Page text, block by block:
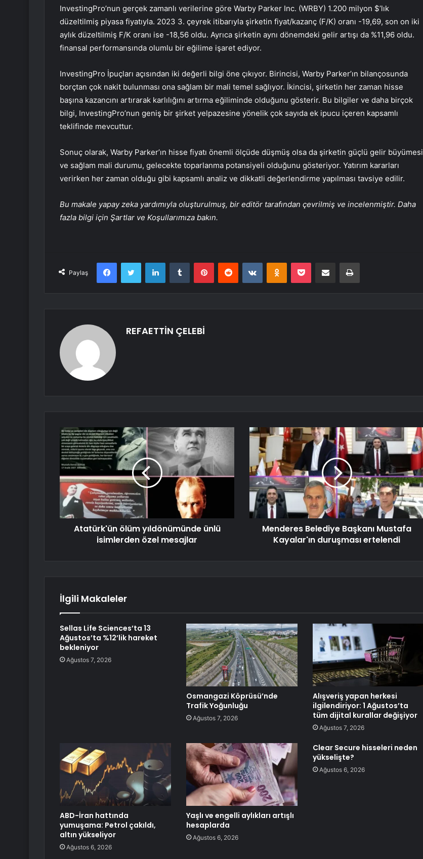
InvestingPro’nun gerçek zamanlı verilerine göre Warby Parker Inc. (WRBY) 1.200 milyon $’lık
düzeltilmiş piyasa fiyatıyla. 2023 3. çeyrek itibarıyla şirketin fiyat/kazanç (F/K) oranı -19,69, son on iki
aylık düzeltilmiş F/K oranı ise -18,56 oldu. Ayrıca şirketin aynı dönemdeki gelir artışı da %11,96 oldu.
finansal performansında olumlu bir eğilime işaret ediyor.
InvestingPro İpuçları açısından iki değerli bilgi öne çıkıyor. Birincisi, Warby Parker’ın bilançosunda
borçtan çok nakit bulunması ona sağlam bir mali temel sağlıyor. İkincisi, şirketin her zaman hisse
başına kazancını artırarak karlılığını artırma eğiliminde olduğunu gösterir. Bu bilgiler ve daha birçok
bilgi, InvestingPro’nun geniş bir şirket yelpazesine yönelik çok sayıda ek ipucu içeren kapsamlı
teklifinde mevcuttur.
Sonuç olarak, Warby Parker’ın hisse fiyatı önemli ölçüde düşmüş olsa da şirketin güçlü gelir büyümesi
ve sağlam mali durumu, gelecekte toparlanma potansiyeli olduğunu gösteriyor. Yatırım kararları
verirken her zaman olduğu gibi kapsamlı analiz ve dikkatli değerlendirme yapılması tavsiye edilir.
Bu makale yapay zeka yardımıyla oluşturulmuş, bir editör tarafından çevrilmiş ve incelenmiştir. Daha
fazla bilgi için Şartlar ve Koşullarımıza bakın.
Paylaş
FacebookTwitter LinkedInTumblr PinterestReddit VKontakteOdnoklassniki
Pocket E-Posta ile paylaş Yazdır
REFAETTİN ÇELEBİ
Atatürk'ün ölüm yıldönümünde ünlü
isimlerden özel mesajlar
Menderes Belediye Başkanı Mustafa
Kayalar'ın duruşması ertelendi
İlgili Makaleler
Sellas Life Sciences’ta 13
Ağustos’ta %12’lik hareket
bekleniyor
Ağustos 7, 2026
Osmangazi Köprüsü’nde
Trafik Yoğunluğu
Ağustos 7, 2026
Alışveriş yapan herkesi
ilgilendiriyor: 1 Ağustos’ta
tüm dijital kurallar değişiyor
Ağustos 7, 2026
ABD-İran hattında
yumuşama: Petrol çakıldı,
altın yükseliyor
Ağustos 6, 2026
Yaşlı ve engelli aylıkları artışlı
hesaplarda
Ağustos 6, 2026
Clear Secure hisseleri neden
yükselişte?
Ağustos 6, 2026